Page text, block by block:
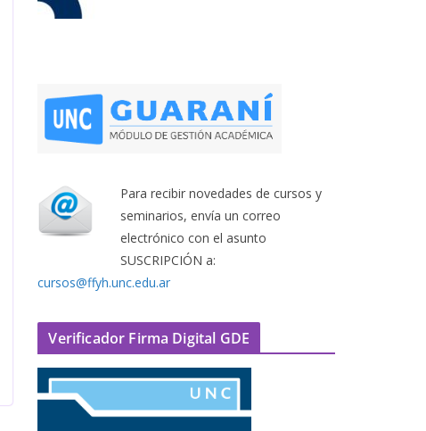
Para recibir novedades de cursos y
seminarios, envía un correo
electrónico con el asunto
SUSCRIPCIÓN a:
cursos@ffyh.unc.edu.ar
Verificador Firma Digital GDE